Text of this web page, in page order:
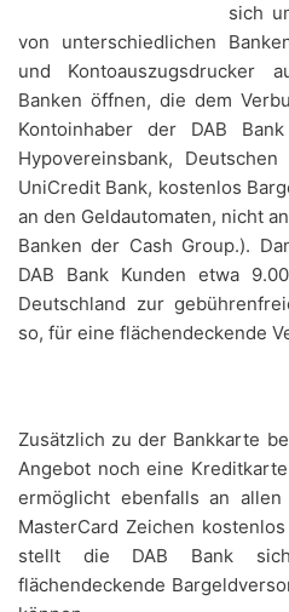
sich
von unterschiedlichen
und Kontoauszugsdrucker
Banken öffnen, die dem
Kontoinhaber der DAB
Hypovereinsbank,
UniCredit Bank, kostenlos
an den Geldautomaten, nicht
Banken der Cash Group.).
DAB Bank Kunden etwa
Deutschland zur
so, für eine flächendeckende
Zusätzlich zu der Bankkarte
Angebot noch eine
ermöglicht ebenfalls an
MasterCard Zeichen
stellt die DAB Bank
flächendeckende